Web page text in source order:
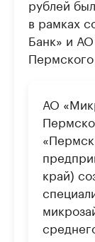
рублей
в рамках
Банк» и
Пермского
АО
край)